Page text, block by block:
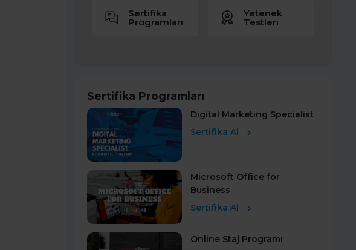
Sertifika
Programları
Yetenek
Testleri
Sertifika Programları
Digital Marketing Specialist
Sertifika Al
Microsoft Office for
Business
Sertifika Al
Online Staj Programı